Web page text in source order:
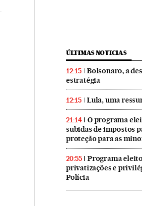
ÚLTIMAS NOTICIAS
12:15
Bolsonaro, a
estratégia
12:15 Lula, uma
21:14
O programa
subidas de impostos
proteção para as
20:55
Programa
privatizações e
Polícia